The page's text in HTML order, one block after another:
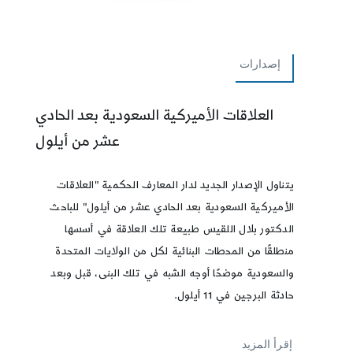
إصدارات
العلاقات الأميركية السعودية بعد الحادي
عشر من أيلول
يتناول الإصدار الجديد لدار المعارف الحكمية "العلاقات
الأميركية السعودية بعد الحادي عشر من أيلول" للباحث
الدكتور بلال اللقيس طبيعة تلك العلاقة في أسسها
منطلقًا من المحطات البنائية لكل من الولايات المتحدة
والسعودية موضحًا أوجه الشبه في تلك البنى، قبل وبعد
حادثة البرجين في 11 أيلول.
إقرأ المزيد